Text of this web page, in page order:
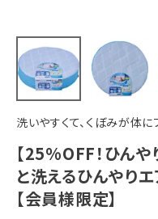
洗いやすくて、くぼみが体に
【25%OFF！ひん
と洗えるひんやり
【会員様限定】